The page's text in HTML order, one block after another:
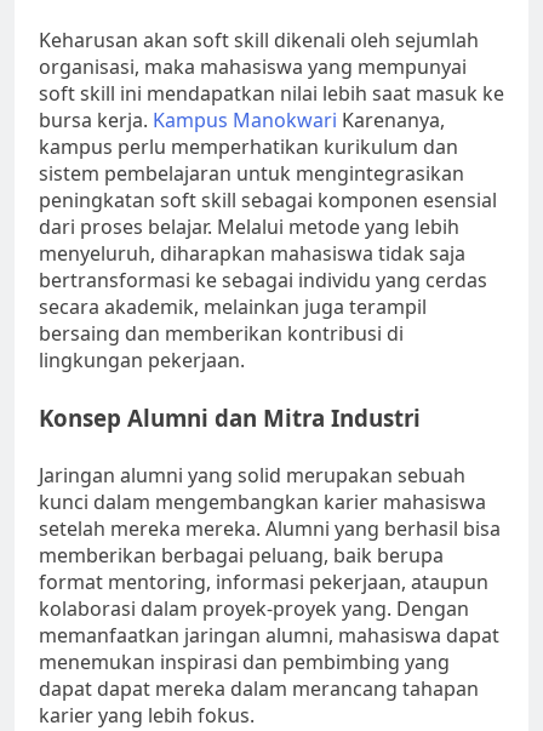
Keharusan akan soft skill dikenali oleh sejumlah
organisasi, maka mahasiswa yang mempunyai
soft skill ini mendapatkan nilai lebih saat masuk ke
bursa kerja. Kampus Manokwari Karenanya,
kampus perlu memperhatikan kurikulum dan
sistem pembelajaran untuk mengintegrasikan
peningkatan soft skill sebagai komponen esensial
dari proses belajar. Melalui metode yang lebih
menyeluruh, diharapkan mahasiswa tidak saja
bertransformasi ke sebagai individu yang cerdas
secara akademik, melainkan juga terampil
bersaing dan memberikan kontribusi di
lingkungan pekerjaan.
Konsep Alumni dan Mitra Industri
Jaringan alumni yang solid merupakan sebuah
kunci dalam mengembangkan karier mahasiswa
setelah mereka mereka. Alumni yang berhasil bisa
memberikan berbagai peluang, baik berupa
format mentoring, informasi pekerjaan, ataupun
kolaborasi dalam proyek-proyek yang. Dengan
memanfaatkan jaringan alumni, mahasiswa dapat
menemukan inspirasi dan pembimbing yang
dapat dapat mereka dalam merancang tahapan
karier yang lebih fokus.